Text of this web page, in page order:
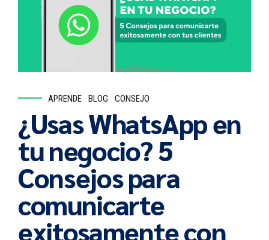
APRENDE BLOG CONSEJO
¿Usas WhatsApp en
tu negocio? 5
Consejos para
comunicarte
exitosamente con